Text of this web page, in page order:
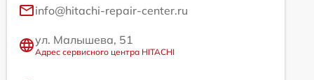
info@hitachi-repair-center.ru
ул. Малышева, 51
Адрес сервисного центра HITACHI